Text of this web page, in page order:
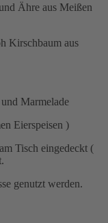
Ähre aus Meißen
Kirschbaum aus
Marmelade
Eierspeisen )
Tisch eingedeckt (
genutzt werden.